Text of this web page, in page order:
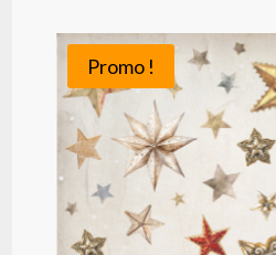
Promo !